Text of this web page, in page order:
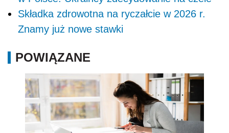
Składka zdrowotna na ryczałcie w 2026 r.
Znamy już nowe stawki
POWIĄZANE